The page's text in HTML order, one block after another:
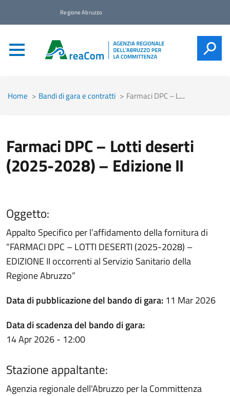
Regione Abruzzo
Home Bandi di gara e contratti Farmaci DPC – Lotti deserti (2025-2028) – Edizione II
Farmaci DPC – Lotti deserti
(2025-2028) – Edizione II
Oggetto:
Appalto Specifico per l’affidamento della fornitura di
“FARMACI DPC – LOTTI DESERTI (2025-2028) –
EDIZIONE II occorrenti al Servizio Sanitario della
Regione Abruzzo”
Data di pubblicazione del bando di gara: 11 Mar 2026
Data di scadenza del bando di gara:
14 Apr 2026 - 12:00
Stazione appaltante:
Agenzia regionale dell'Abruzzo per la Committenza